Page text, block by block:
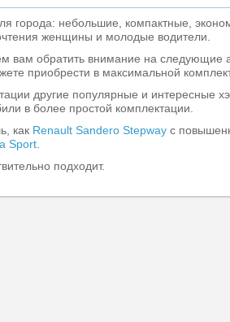
города: небольшие, компактные,
женщины и молодые водители.
вам обратить внимание на следующие
приобрести в максимальной
другие популярные и интересные
в более простой комплектации.
как Renault Sandero Stepway с
Sport
подходит.